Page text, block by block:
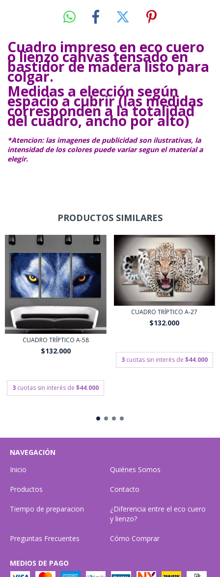
Cuadro impreso en eco cuero
o lienzo canvas tensado en
bastidor de madera listo para
colgar.
Medidas a elección según
espacio a cubrir (las medidas
corresponden a la totalidad
del cuadro, ancho por alto)
*Atencion: las imagenes de publicidad son ilustrativas, la
intensidad de los colores puede variar segun el material a
elegir.
PRODUCTOS SIMILARES
CUADRO TRÍPTICO A-58
$132.000
3 cuotas sin interés de$44.000
CUADRO TRÍPTICO A-27
$132.000
3 cuotas sin interés de $44.000
NAVEGACIÓN
Inicio
Quiénes Somos
Productos Contacto
Tiempo de preparacion
¿Diferencia entre el eco cuero
y lienzo?
Preguntas Frecuentes Cómo Comprar
MEDIOS DE PAGO